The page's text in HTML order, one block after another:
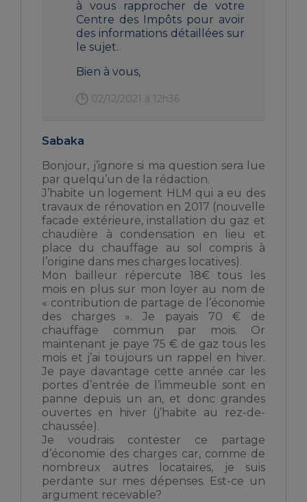
à vous rapprocher de votre
Centre des Impôts pour avoir
des informations détaillées sur
le sujet.
Bien à vous,
02/12/2021 à 12h36
Sabaka
Bonjour, j’ignore si ma question sera lue
par quelqu’un de la rédaction.
J’habite un logement HLM qui a eu des
travaux de rénovation en 2017 (nouvelle
facade extérieure, installation du gaz et
chaudière à condensation en lieu et
place du chauffage au sol compris à
l’origine dans mes charges locatives).
Mon bailleur répercute 18€ tous les
mois en plus sur mon loyer au nom de
« contribution de partage de l’économie
des charges ». Je payais 70 € de
chauffage commun par mois. Or
maintenant je paye 75 € de gaz tous les
mois et j’ai toujours un rappel en hiver.
Je paye davantage cette année car les
portes d’entrée de l’immeuble sont en
panne depuis un an, et donc grandes
ouvertes en hiver (j’habite au rez-de-
chaussée).
Je voudrais contester ce partage
d’économie des charges car, comme de
nombreux autres locataires, je suis
perdante sur mes dépenses. Est-ce un
argument recevable?